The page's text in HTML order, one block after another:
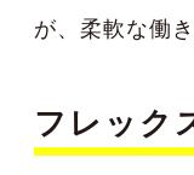
が、柔軟な働
フレック